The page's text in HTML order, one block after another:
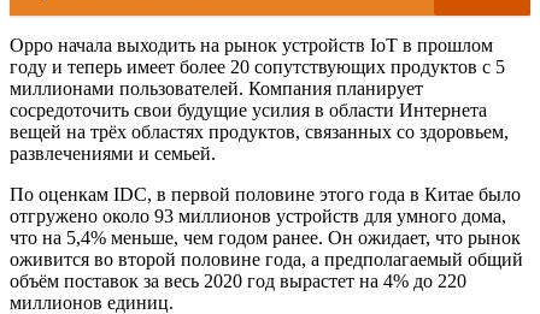
Oppo начала выходить на рынок устройств IoT в прошлом
году и теперь имеет более 20 сопутствующих продуктов с 5
миллионами пользователей. Компания планирует
сосредоточить свои будущие усилия в области Интернета
вещей на трёх областях продуктов, связанных со здоровьем,
развлечениями и семьей.
По оценкам IDC, в первой половине этого года в Китае было
отгружено около 93 миллионов устройств для умного дома,
что на 5,4% меньше, чем годом ранее. Он ожидает, что рынок
оживится во второй половине года, а предполагаемый общий
объём поставок за весь 2020 год вырастет на 4% до 220
миллионов единиц.